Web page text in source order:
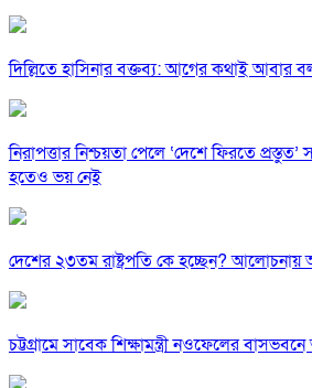
দিল্লিতে হাসিনার বক্তব্য: আগের কথাই আবার
নিরাপত্তার নিশ্চয়তা পেলে ‘দেশে ফিরতে
হতেও ভয় নেই
দেশের ২৩তম রাষ্ট্রপতি কে হচ্ছেন? আলোচনায়
চট্টগ্রামে সাবেক শিক্ষামন্ত্রী নওফেলের